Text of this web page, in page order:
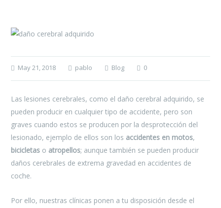
May 21, 2018 pablo Blog 0
Las lesiones cerebrales, como el daño cerebral adquirido, se
pueden producir en cualquier tipo de accidente, pero son
graves cuando estos se producen por la desprotección del
lesionado, ejemplo de ellos son los accidentes en motos,
bicicletas o atropellos; aunque también se pueden producir
daños cerebrales de extrema gravedad en accidentes de
coche.
Por ello, nuestras clínicas ponen a tu disposición desde el